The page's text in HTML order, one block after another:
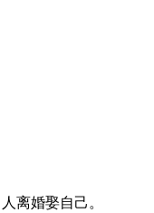
离婚娶自己。